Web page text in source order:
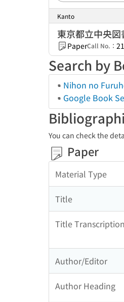
Kanto
東京都立中央図
PaperCall No.：
Search by
Nihon no
Google Book
You can check the
Paper
Material Type
Title
Title Transcription
Author/Editor
Author Heading